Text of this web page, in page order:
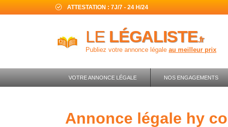
ATTESTATION : 7J/7 - 24 H/24
LE LÉGALISTE.fr
Publiez votre annonce légale au meilleur prix
VOTRE ANNONCE LÉGALE NOS ENGAGEMENTS
annonce légale hy consulting transport -